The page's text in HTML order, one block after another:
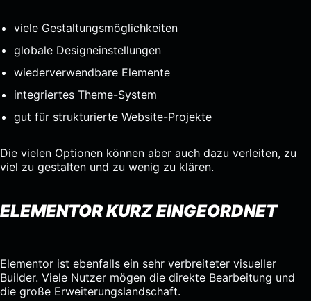
viele Gestaltungsmöglichkeiten
globale Designeinstellungen
wiederverwendbare Elemente
integriertes Theme-System
gut für strukturierte Website-Projekte
Die vielen Optionen können aber auch dazu verleiten, zu
viel zu gestalten und zu wenig zu klären.
ELEMENTOR KURZ EINGEORDNET
Elementor ist ebenfalls ein sehr verbreiteter visueller
Builder. Viele Nutzer mögen die direkte Bearbeitung und
die große Erweiterungslandschaft.